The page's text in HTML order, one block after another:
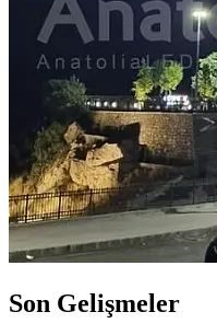
Son Gelişmeler